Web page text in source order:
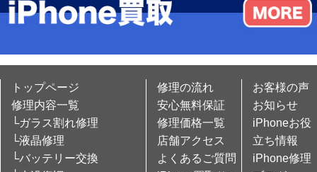
トップページ
修理内容一覧
└ガラス割れ修理
└液晶修理
└バッテリー交換
修理の流れ
安心無料保証
修理価格一覧
店舗アクセス
よくあるご質問
お客様の声
お知らせ
iPhoneお役
立ち情報
iPhone修理